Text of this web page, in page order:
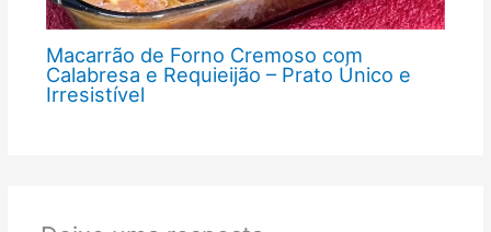
Macarrão de Forno Cremoso com
Calabresa e Requieijão – Prato Único e
Irresistível